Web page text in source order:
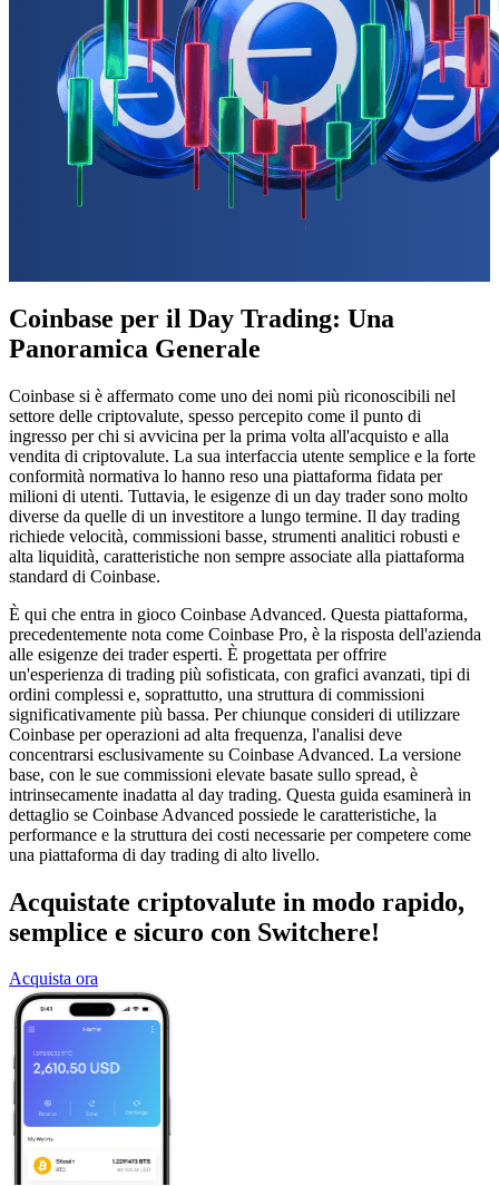
Coinbase per il Day Trading: Una
Panoramica Generale
Coinbase si è affermato come uno dei nomi più riconoscibili nel
settore delle criptovalute, spesso percepito come il punto di
ingresso per chi si avvicina per la prima volta all'acquisto e alla
vendita di criptovalute. La sua interfaccia utente semplice e la forte
conformità normativa lo hanno reso una piattaforma fidata per
milioni di utenti. Tuttavia, le esigenze di un day trader sono molto
diverse da quelle di un investitore a lungo termine. Il day trading
richiede velocità, commissioni basse, strumenti analitici robusti e
alta liquidità, caratteristiche non sempre associate alla piattaforma
standard di Coinbase.
È qui che entra in gioco Coinbase Advanced. Questa piattaforma,
precedentemente nota come Coinbase Pro, è la risposta dell'azienda
alle esigenze dei trader esperti. È progettata per offrire
un'esperienza di trading più sofisticata, con grafici avanzati, tipi di
ordini complessi e, soprattutto, una struttura di commissioni
significativamente più bassa. Per chiunque consideri di utilizzare
Coinbase per operazioni ad alta frequenza, l'analisi deve
concentrarsi esclusivamente su Coinbase Advanced. La versione
base, con le sue commissioni elevate basate sullo spread, è
intrinsecamente inadatta al day trading. Questa guida esaminerà in
dettaglio se Coinbase Advanced possiede le caratteristiche, la
performance e la struttura dei costi necessarie per competere come
una piattaforma di day trading di alto livello.
Acquistate criptovalute in modo rapido,
semplice e sicuro con Switchere!
Acquista ora